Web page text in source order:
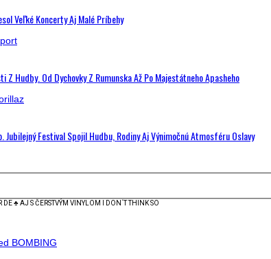
Veľké Koncerty Aj Malé Príbehy
Hudby. Od Dychovky Z Rumunska Až Po Majestátneho Apasheho
Jubilejný Festival Spojil Hudbu, Rodiny Aj Výnimočnú Atmosféru Oslavy
♣ AJ S ČERSTVÝM VINYLOM I DON´T THINK SO